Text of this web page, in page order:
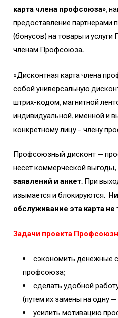
карта члена профсоюза»,
предоставление партнерами
(бонусов) на товары и услуги
членам Профсоюза.
«Дисконтная карта члена
собой универсальную
штрих-кодом, магнитной
индивидуальной, именной и
конкретному лицу – члену
Профсоюзный дисконт —
несет коммерческой выгоды,
заявлений и анкет. При
изымается и блокируются.
обслуживание эта карта не
Задачи проекта
сэкономить денежные
профсоюза;
сделать удобной
(путем их замены на одну
усилить мотивацию